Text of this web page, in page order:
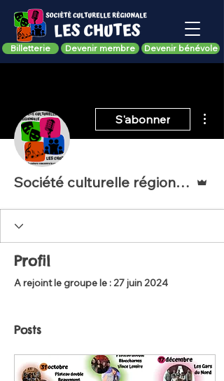
Devenir membre Devenir bénévole
Billetterie
S'abonner
Société culturelle régionale Les chutes
Profil
A rejoint le groupe le : 27 juin 2024
Posts